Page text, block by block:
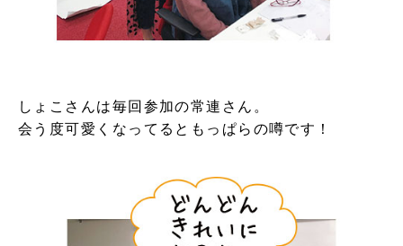
しょこさんは毎回参加の常連さん。
会う度可愛くなってるともっぱらの噂です！